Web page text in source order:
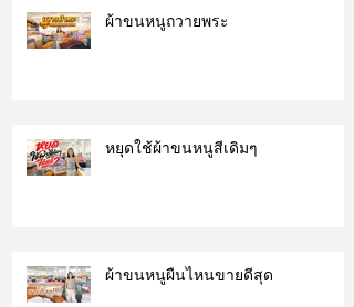
ผ้าขนหนูถวายพระ
หยุดใช้ผ้าขนหนูสีเดิมๆ
ผ้าขนหนูผืนไหนขายดีสุด